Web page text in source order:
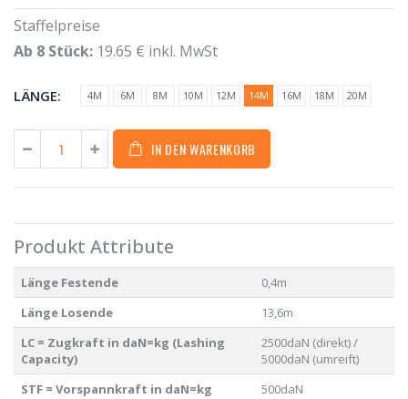
Staffelpreise
Ab 8 Stück: 19.65 € inkl. MwSt
LÄNGE: 4M 6M 8M 10M 12M 14M 16M 18M 20M
IN DEN WARENKORB
Produkt Attribute
Länge Festende
0,4m
Länge Losende
13,6m
LC = Zugkraft in daN=kg (Lashing
Capacity)
2500daN (direkt) /
5000daN (umreift)
STF = Vorspannkraft in daN=kg
500daN